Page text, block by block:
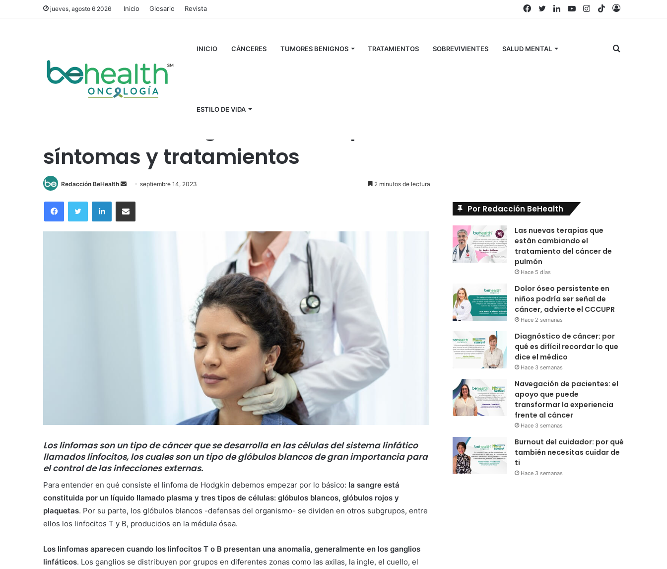
jueves, agosto 6 2026 Inicio Glosario Revista Acceso
TikTok
Instagram
YouTube
LinkedIn
Twitter
Facebook
INICIO CÁNCERES TUMORES BENIGNOS TRATAMIENTOS SOBREVIVIENTES SALUD MENTAL
ESTILO DE VIDA
Buscar
Cánceres/Linfoma/Linfoma de Hodgkin clásico: tipos, síntomas y tratamientos
síntomas y tratamientos
Redacción BeHealth
Send
email
septiembre 14, 2023 2 minutos de lectura
FacebookTwitter LinkedInCompartir por correo electrónico
Los linfomas son un tipo de cáncer que se desarrolla en las células del sistema linfático
llamados linfocitos, los cuales son un tipo de glóbulos blancos de gran importancia para
el control de las infecciones externas.
Para entender en qué consiste el linfoma de Hodgkin debemos empezar por lo básico: la sangre está
constituida por un líquido llamado plasma y tres tipos de células: glóbulos blancos, glóbulos rojos y
plaquetas. Por su parte, los glóbulos blancos -defensas del organismo- se dividen en otros subgrupos, entre
ellos los linfocitos T y B, producidos en la médula ósea.
Los linfomas aparecen cuando los linfocitos T o B presentan una anomalía, generalmente en los ganglios
linfáticos. Los ganglios se distribuyen por grupos en diferentes zonas como las axilas, la ingle, el cuello, el
Por Redacción BeHealth
Las nuevas terapias que
están cambiando el
tratamiento del cáncer de
pulmón
Hace 5 días
Dolor óseo persistente en
niños podría ser señal de
cáncer, advierte el CCCUPR
Hace 2 semanas
Diagnóstico de cáncer: por
qué es difícil recordar lo que
dice el médico
Hace 3 semanas
Navegación de pacientes: el
apoyo que puede
transformar la experiencia
frente al cáncer
Hace 3 semanas
Burnout del cuidador: por qué
también necesitas cuidar de
ti
Hace 3 semanas